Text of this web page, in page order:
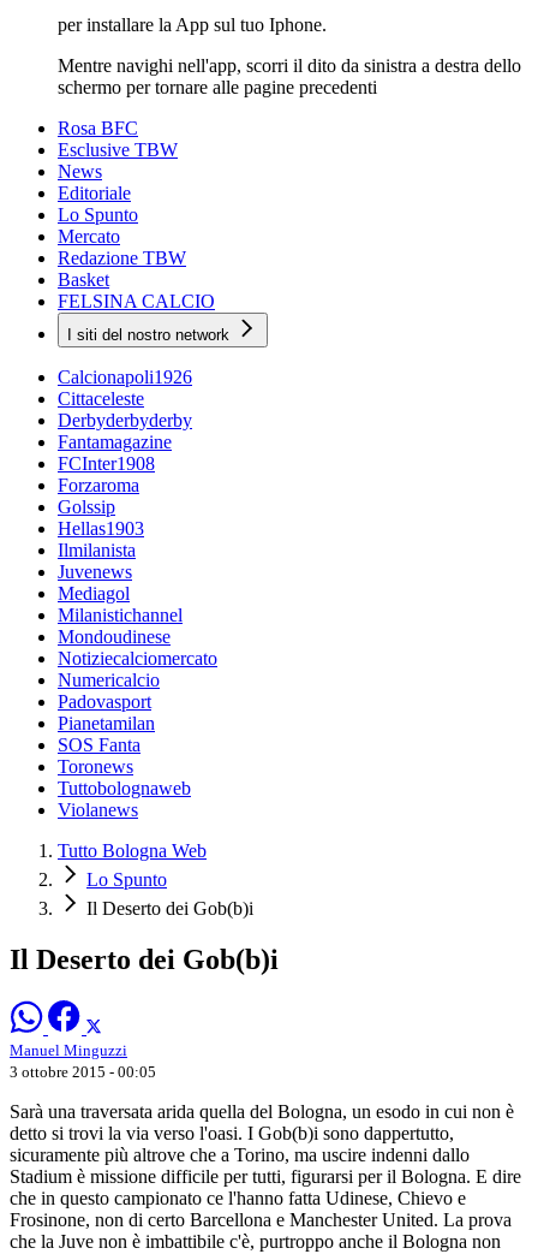
per installare la App sul tuo Iphone.
Mentre navighi nell'app, scorri il dito da sinistra a destra dello
schermo per tornare alle pagine precedenti
Rosa BFC
Esclusive TBW
News
Editoriale
Lo Spunto
Mercato
Redazione TBW
Basket
FELSINA CALCIO
I siti del nostro network
Calcionapoli1926
Cittaceleste
Derbyderbyderby
Fantamagazine
FCInter1908
Forzaroma
Golssip
Hellas1903
Ilmilanista
Juvenews
Mediagol
Milanistichannel
Mondoudinese
Notiziecalciomercato
Numericalcio
Padovasport
Pianetamilan
SOS Fanta
Toronews
Tuttobolognaweb
Violanews
Tutto Bologna Web
Lo Spunto
Il Deserto dei Gob(b)i
Il Deserto dei Gob(b)i
Manuel Minguzzi
3 ottobre 2015 - 00:05
Sarà una traversata arida quella del Bologna, un esodo in cui non è
detto si trovi la via verso l'oasi. I Gob(b)i sono dappertutto,
sicuramente più altrove che a Torino, ma uscire indenni dallo
Stadium è missione difficile per tutti, figurarsi per il Bologna. E dire
che in questo campionato ce l'hanno fatta Udinese, Chievo e
Frosinone, non di certo Barcellona e Manchester United. La prova
che la Juve non è imbattibile c'è, purtroppo anche il Bologna non